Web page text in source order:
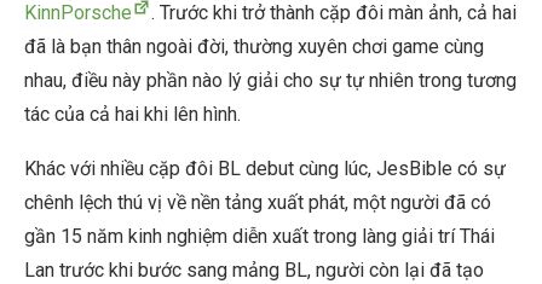
KinnPorsche
. Trước khi trở thành cặp đôi màn ảnh, cả hai
đã là bạn thân ngoài đời, thường xuyên chơi game cùng
nhau, điều này phần nào lý giải cho sự tự nhiên trong tương
tác của cả hai khi lên hình.
Khác với nhiều cặp đôi BL debut cùng lúc, JesBible có sự
chênh lệch thú vị về nền tảng xuất phát, một người đã có
gần 15 năm kinh nghiệm diễn xuất trong làng giải trí Thái
Lan trước khi bước sang mảng BL, người còn lại đã tạo